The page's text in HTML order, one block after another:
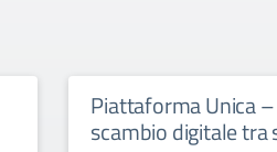
Piattaforma Unica –
scambio digitale tra